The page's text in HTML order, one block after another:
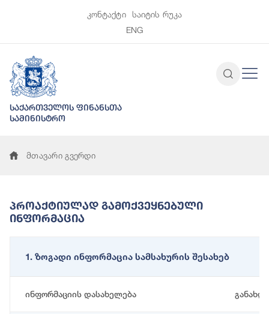
კონტაქტი
საიტის რუკა
ENG
საქართველოს ფინანსთა
სამინისტრო
მთავარი გვერდი
Პროაქტიულად Გამოქვეყნებული
Ინფორმაცია
1. ზოგადი ინფორმაცია სამსახურის შესახებ
ინფორმაციის დასახელება